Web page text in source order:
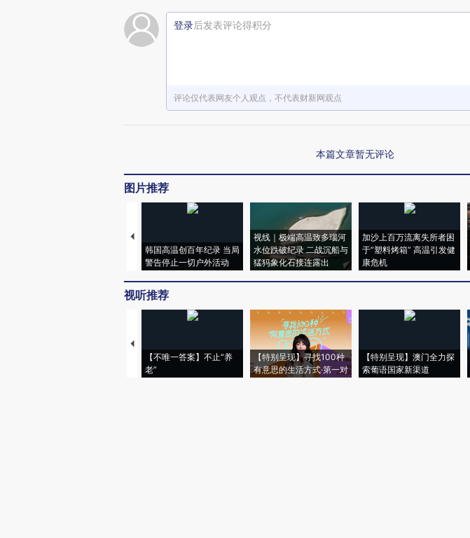
登录后发表评论得积分
评论仅代表网友个人观点，不代表财新网观点
本篇文章暂无评论
图片推荐
韩国高温创百年纪录 当局
警告停止一切户外活动
视线｜极端高温致多瑙河
水位跌破纪录 二战沉船与
猛犸象化石接连露出
加沙上百万流离失所者困
于“塑料烤箱” 高温引发健
康危机
视听推荐
【不唯一答案】不止“养
老”
【特别呈现】寻找100种
有意思的生活方式·第一对
【特别呈现】澳门全力探
索葡语国家新渠道